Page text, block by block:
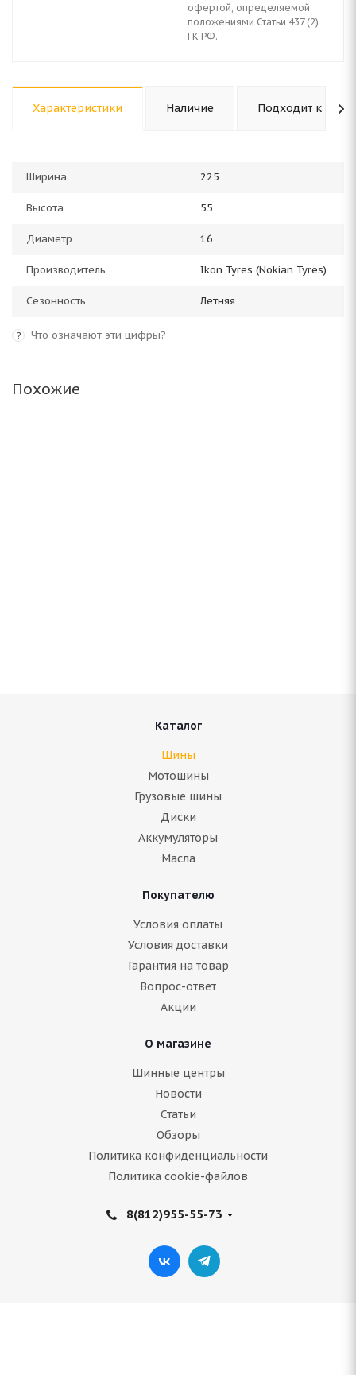
офертой, определяемой
положениями Статьи 437 (2)
ГК РФ.
Характеристики Наличие Подходит к авто
Ширина 225
Высота 55
Диаметр 16
Производитель Ikon Tyres (Nokian Tyres)
Сезонность Летняя
? Что означают эти цифры?
Похожие
Antares Grip 20 225/55 R16
Antares Ingens a1 225/55 R16 99V
В наличии (менее 4 шт.)
Каталог
Шины
Мотошины
Грузовые шины
Диски
Аккумуляторы
Масла
Покупателю
Условия оплаты
Условия доставки
Гарантия на товар
Вопрос-ответ
Акции
О магазине
Шинные центры
Новости
Статьи
Обзоры
Политика конфиденциальности
Политика cookie-файлов
8(812)955-55-73